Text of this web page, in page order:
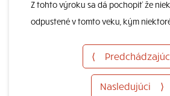
Z tohto výroku sa dá pochopiť že
odpustené v tomto veku, kým
⟨
Nasledujúci ⟩